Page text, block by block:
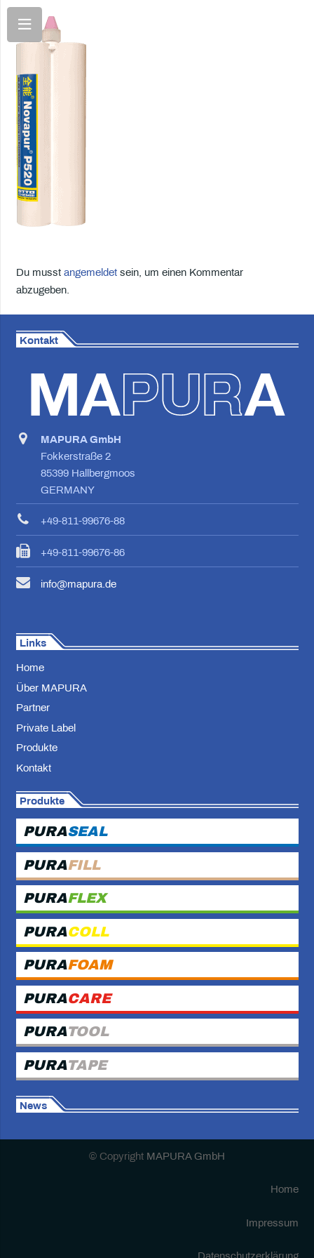
Du musst angemeldetsein, um einen Kommentar
abzugeben.
Kontakt
MAPURA GmbH
Fokkerstraße 2
85399 Hallbergmoos
GERMANY
+49-811-99676-88
+49-811-99676-86
info@mapura.de
Links
Home
Über MAPURA
Partner
Private Label
Produkte
Kontakt
Produkte
PURASEAL
PURAFILL
PURAFLEX
PURACOLL
PURAFOAM
PURACARE
PURATOOL
PURATAPE
News
© Copyright MAPURA GmbH
Home
Impressum